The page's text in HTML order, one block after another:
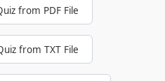
from PDF File
from TXT File